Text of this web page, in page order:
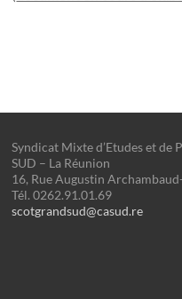
Syndicat Mixte d’Etudes et de
SUD – La Réunion
16, Rue Augustin
Tél. 0262.91.01.69
scotgrandsud@casud.re